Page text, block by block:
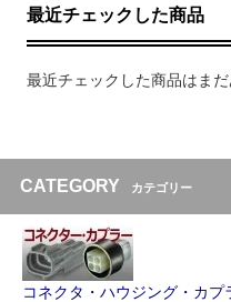
最近チェックした商品
最近チェックした商品はまだ
CATEGORY カテゴリー
コネクタ・ハウジング・カプ